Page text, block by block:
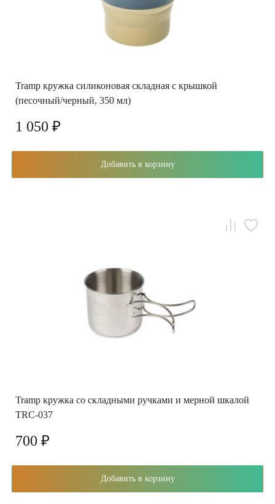
Tramp кружка силиконовая складная с крышкой
(песочный/черный, 350 мл)
1 050 ₽
Добавить в корзину
Tramp кружка со складными ручками и мерной шкалой
TRC-037
700 ₽
Добавить в корзину